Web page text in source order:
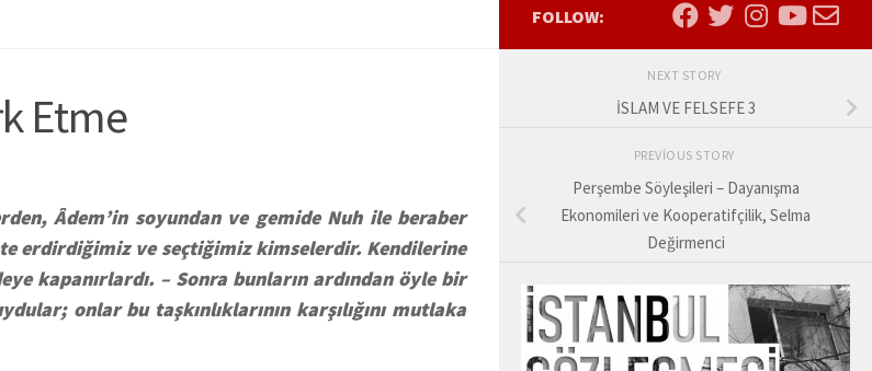
Etme
Âdem’in soyundan ve gemide Nuh ile beraber
erdirdiğimiz ve seçtiğimiz kimselerdir. Kendilerine
kapanırlardı. – Sonra bunların ardından öyle bir
onlar bu taşkınlıklarının karşılığını mutlaka
FOLLOW:
NEXT STORY
İSLAM VE FELSEFE 3
PREVIOUS STORY
Perşembe Söyleşileri – Dayanışma
Ekonomileri ve Kooperatifçilik, Selma
Değirmenci